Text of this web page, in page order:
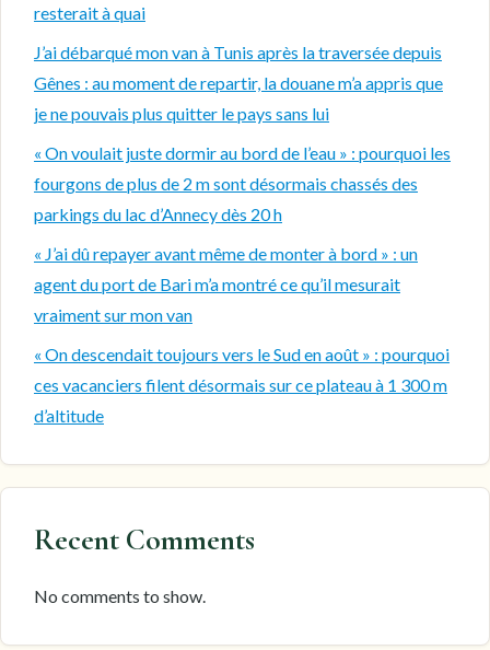
resterait à quai
J’ai débarqué mon van à Tunis après la traversée depuis
Gênes : au moment de repartir, la douane m’a appris que
je ne pouvais plus quitter le pays sans lui
« On voulait juste dormir au bord de l’eau » : pourquoi les
fourgons de plus de 2 m sont désormais chassés des
parkings du lac d’Annecy dès 20 h
« J’ai dû repayer avant même de monter à bord » : un
agent du port de Bari m’a montré ce qu’il mesurait
vraiment sur mon van
« On descendait toujours vers le Sud en août » : pourquoi
ces vacanciers filent désormais sur ce plateau à 1 300 m
d’altitude
Recent Comments
No comments to show.